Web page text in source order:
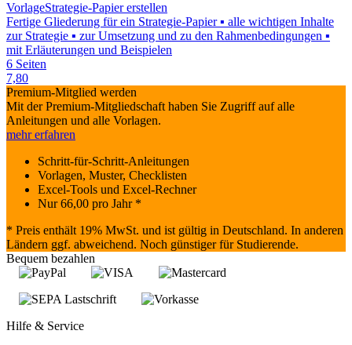
VorlageStrategie-Papier erstellen
Fertige Gliederung für ein Strategie-Papier ▪ alle wichtigen Inhalte
zur Strategie ▪ zur Umsetzung und zu den Rahmenbedingungen ▪
mit Erläuterungen und Beispielen
6 Seiten
7,80
Premium-Mitglied werden
Mit der Premium-Mitgliedschaft haben Sie Zugriff auf alle
Anleitungen und alle Vorlagen.
mehr erfahren
Schritt-für-Schritt-Anleitungen
Vorlagen, Muster, Checklisten
Excel-Tools und Excel-Rechner
Nur66,00 pro Jahr *
* Preis enthält 19% MwSt. und ist gültig in Deutschland. In anderen
Ländern ggf. abweichend. Noch günstiger für Studierende.
Bequem bezahlen
Hilfe & Service